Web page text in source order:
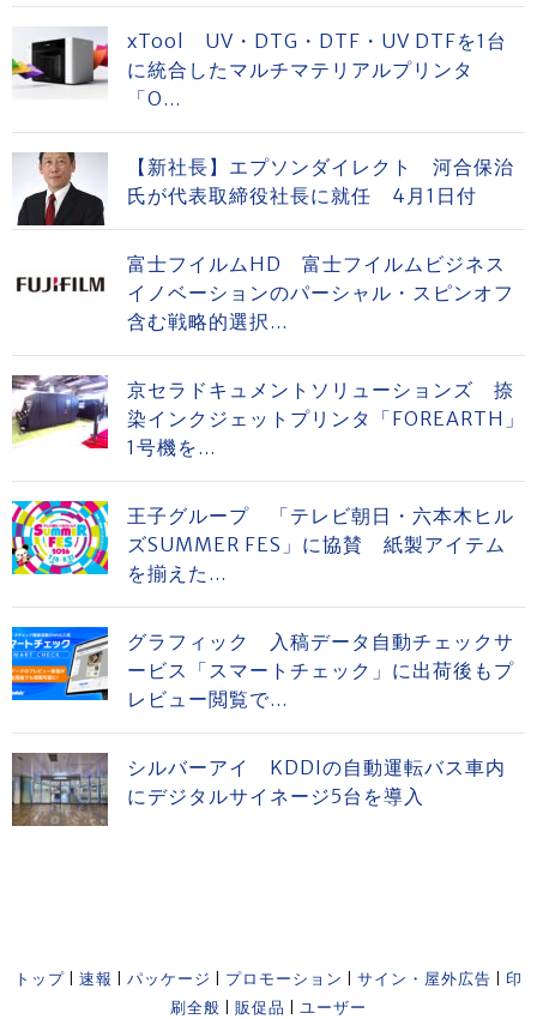
xTool UV・DTG・DTF・UV DTFを1台
に統合したマルチマテリアルプリンタ
「O...
【新社長】エプソンダイレクト 河合保治
氏が代表取締役社長に就任 4月1日付
富士フイルムHD 富士フイルムビジネス
イノベーションのパーシャル・スピンオフ
含む戦略的選択...
京セラドキュメントソリューションズ 捺
染インクジェットプリンタ「FOREARTH」
1号機を...
王子グループ 「テレビ朝日・六本木ヒル
ズSUMMER FES」に協賛 紙製アイテム
を揃えた...
グラフィック 入稿データ自動チェックサ
ービス「スマートチェック」に出荷後もプ
レビュー閲覧で...
シルバーアイ KDDIの自動運転バス車内
にデジタルサイネージ5台を導入
トップ 速報 パッケージ プロモーション サイン・屋外広告
印
刷全般
販促品 ユーザー